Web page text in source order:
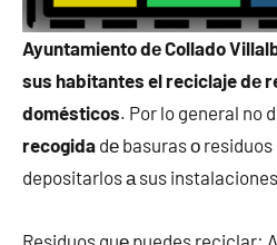
Ayuntamiento dе Collado
sus habitantes el reciclaje dе
domésticos. Por lo general no
recogida dе basuras ο
depositarlos а sus
Residuos quе puedes reciclar: